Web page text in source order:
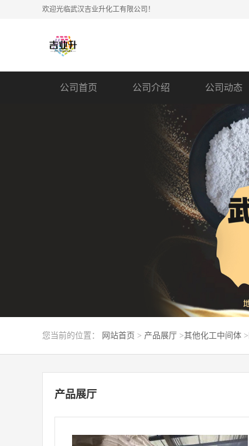
欢迎光临武汉吉业升化工有限公司！
公司首页 公司介绍 公司动态
您当前的位置： 网站首页 > 产品展厅 >其他化工中间体 >
产品展厅